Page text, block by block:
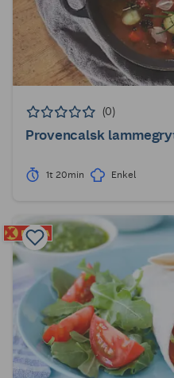
(0)
Provencalsk
1t 20min Enkel